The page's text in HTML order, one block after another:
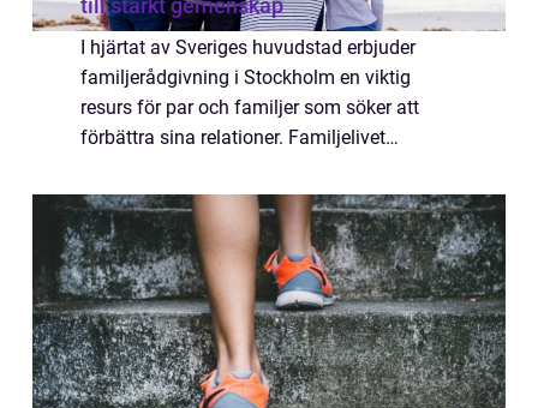
till stärkt gemenskap
I hjärtat av Sveriges huvudstad erbjuder
familjerådgivning i Stockholm en viktig
resurs för par och familjer som söker att
förbättra sina relationer. Familjelivet
utmaningar, ...